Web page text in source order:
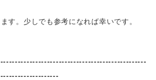
す。少しでも参考になれば幸いです。